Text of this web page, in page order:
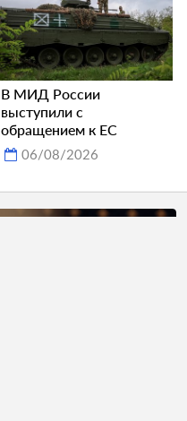
В МИД России
выступили с
обращением к ЕС
06/08/2026